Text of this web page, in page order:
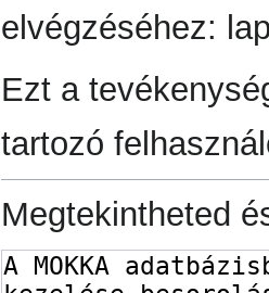
elvégzéséhez:
Ezt a
tartozó
Megtekintheted